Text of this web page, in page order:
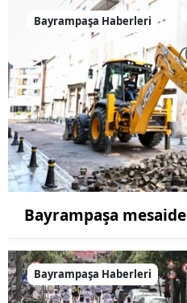
Bayrampaşa Haberleri
Bayrampaşa mesaide
Bayrampaşa Haberleri